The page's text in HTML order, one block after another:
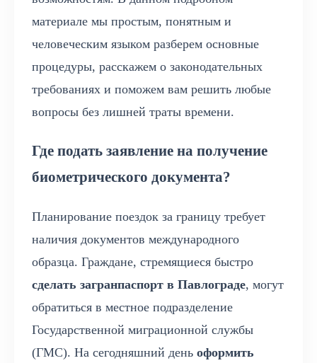
материале мы простым, понятным и
человеческим языком разберем основные
процедуры, расскажем о законодательных
требованиях и поможем вам решить любые
вопросы без лишней траты времени.
Где подать заявление на получение
биометрического документа?
Планирование поездок за границу требует
наличия документов международного
образца. Граждане, стремящиеся быстро
сделать загранпаспорт в Павлограде, могут
обратиться в местное подразделение
Государственной миграционной службы
(ГМС). На сегодняшний день оформить